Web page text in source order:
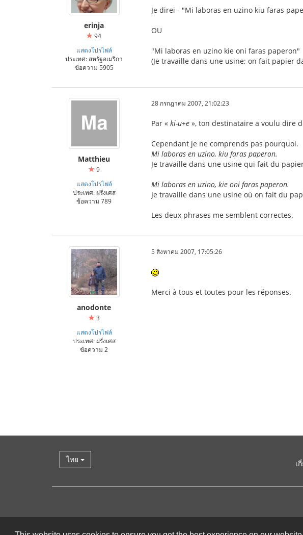
erinja
94
แสดงโปรไฟล์
ประเทศ: สหรัฐอเมริกา
ข้อความ 5905
Je direi - "Mi laboras en uzino kiu faras
OU
"Mi laboras en uzino kie oni faras paperon"
(Je travaille dans une usine; on fait papier
Matthieu
9
แสดงโปรไฟล์
ประเทศ: ฝรั่งเศส
ข้อความ 789
28 กรกฎาคม 2007, 21:02:23
Par « ki-u+e », ton destinataire a voulu dire
Cependant je ne comprends pas pourquoi.
Mi laboras en uzino, kiu faras paperon.
Je travaille dans une usine qui fait du
Mi laboras en uzino, kie oni faras paperon.
Je travaille dans une usine où on fait du
Les deux phrases me semblent correctes.
anodonte
3
แสดงโปรไฟล์
ประเทศ: ฝรั่งเศส
ข้อความ 2
5 สิงหาคม 2007, 17:05:26
Merci à tous et toutes pour les réponses.
ไทย เ